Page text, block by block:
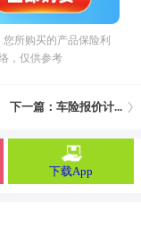
所购买的产品保险利
，仅供参考
下一篇：车险报价计...
下载App